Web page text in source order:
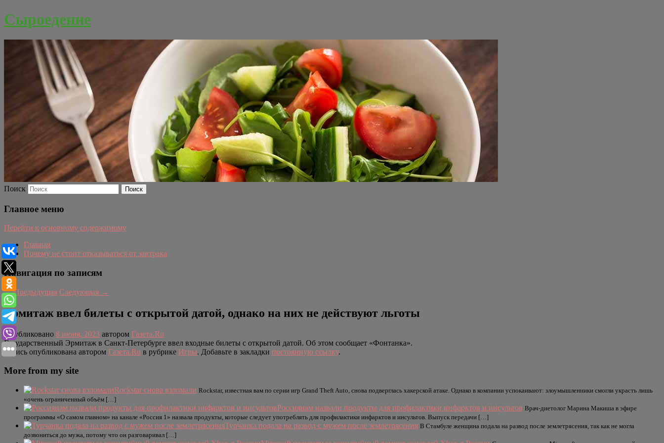
Сыроедение
Поиск
Главное меню
Перейти к основному содержимому
Главная
Почему не стоит отказываться от завтрака
Навигация по записям
←Предыдущая Следующая →
Эрмитаж ввел билеты с открытой датой, однако на них не действуют льготы
Опубликовано 8 июня, 2023 автором Газета.Ru
Государственный Эрмитаж в Санкт-Петербурге ввел входные билеты с открытой датой. Об этом сообщает «Фонтанка».
Запись опубликована автором Газета.Ru в рубрике Игры. Добавьте в закладки постоянную ссылку.
More from my site
Rockstar снова взломали Rockstar, известная вам по серии игр Grand Theft Auto, снова подверглась хакерской атаке. Однако в компании успокаивают: злоумышленники смогли украсть лишь
«очень ограниченный объём […]
Россиянам назвали продукты для профилактики инфарктов и инсультов Врач-диетолог Марина Макиша в эфире
программы «О самом главном» на канале «Россия 1» назвала продукты, которые следует употреблять для профилактики инфарктов и инсультов. Выпуск передачи […]
Турчанка подала на развод с мужем после землетрясения В Стамбуле женщина подала на развод после землетрясения, так как не могла
дозвониться до мужа, потому что он разговаривал […]